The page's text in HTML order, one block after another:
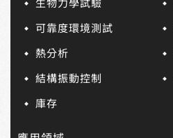
生物力學試驗
可靠度環境測試
熱分析
結構振動控制
庫存